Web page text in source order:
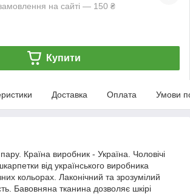
на сайті — 150 ₴
Купити
Доставка Оплата Умови
Країна виробник - Україна. Чоловічі
від українського виробника
кольорах. Лаконічний та зрозумілий
Бавовняна тканина дозволяє шкірі